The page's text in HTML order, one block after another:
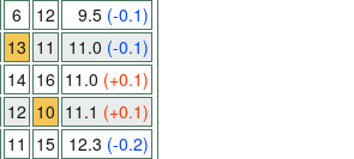
6 12 9.5 (-0.1)
13 11 11.0 (-0.1)
14 16 11.0 (+0.1)
12 10 11.1 (+0.1)
11 15 12.3 (-0.2)